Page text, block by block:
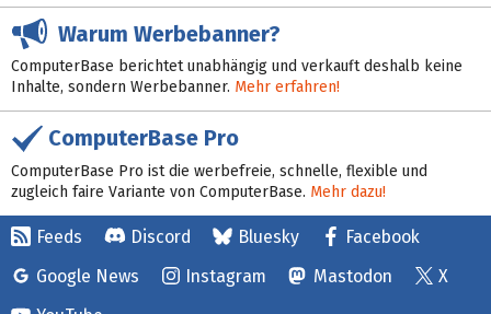
Warum Werbebanner?
ComputerBase berichtet unabhängig und verkauft deshalb keine
Inhalte, sondern Werbebanner. Mehr erfahren!
ComputerBase Pro
ComputerBase Pro ist die werbefreie, schnelle, flexible und
zugleich faire Variante von ComputerBase. Mehr dazu!
Feeds Discord Bluesky
Facebook
Google News
Instagram Mastodon
X